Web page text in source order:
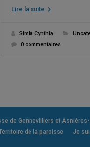
Lire la suite
Simla Cynthia
0 commentaires
de Gennevilliers et
de la paroisse
Je